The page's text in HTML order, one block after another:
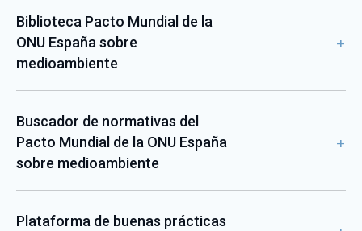
Biblioteca Pacto Mundial de la
ONU España sobre
medioambiente
Buscador de normativas del
Pacto Mundial de la ONU España
sobre medioambiente
Plataforma de buenas prácticas